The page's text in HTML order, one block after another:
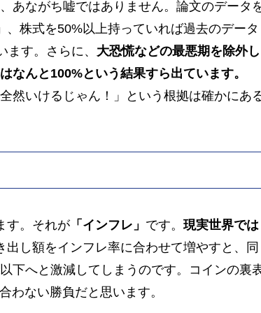
あながち嘘ではありません。論文のデータ
、株式を50%以上持っていれば過去のデータ
す。さらに、 大恐慌などの最悪期を除外し
なんと100%という結果すら出ています。
然いけるじゃん！」という根拠は確かにあ
す。それが 「インフレ」 です。 現実世界では
出し額をインフレ率に合わせて増やすと、同
下へと激減してしまうのです。コインの裏
わない勝負だと思います。